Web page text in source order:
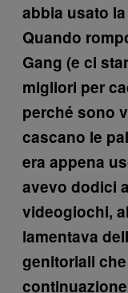
abbia usato
Quando
Gang (e ci
migliori per
perché sono
cascano le
era appena
avevo dodici
videogiochi,
lamentava
genitoriali